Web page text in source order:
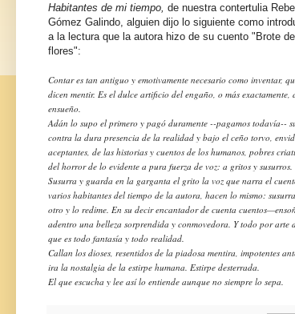
Habitantes de mi tiempo, de nuestra contertulia
Gómez Galindo, alguien dijo lo siguiente como
a la lectura que la autora hizo de su cuento "Brote de
flores":
Contar es tan antiguo y emotivamente necesario como inventar,
dicen mentir. Es el dulce artificio del engaño, o más exactamente,
ensueño.
Adán lo supo el primero y pagó duramente --pagamos todavía--
contra la dura presencia de la realidad y bajo el ceño torvo,
aceptantes, de las historias y cuentos de los humanos, pobres
del horror de lo evidente a pura fuerza de voz: a gritos y susurros.
Susurra y guarda en la garganta el grito la voz que narra el
varios habitantes del tiempo de la autora, hacen lo mismo:
otro y lo redime. En su decir encantador de cuenta
adentro una belleza sorprendida y conmovedora. Y todo por arte
que es todo fantasía y todo realidad.
Callan los dioses, resentidos de la piadosa mentira, impotentes
ira la nostalgia de la estirpe humana. Estirpe desterrada.
El que escucha y lee así lo entiende aunque no siempre lo sepa.